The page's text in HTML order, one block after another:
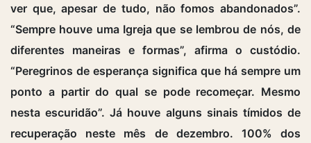
ver que, apesar de tudo, não fomos abandonados”.
“Sempre houve uma Igreja que se lembrou de nós, de
diferentes maneiras e formas”, afirma o custódio.
“Peregrinos de esperança significa que há sempre um
ponto a partir do qual se pode recomeçar. Mesmo
nesta escuridão”. Já houve alguns sinais tímidos de
recuperação neste mês de dezembro. 100% dos